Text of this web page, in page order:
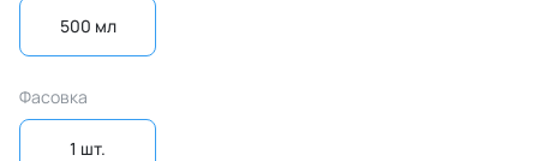
500 мл
Фасовка
1 шт.